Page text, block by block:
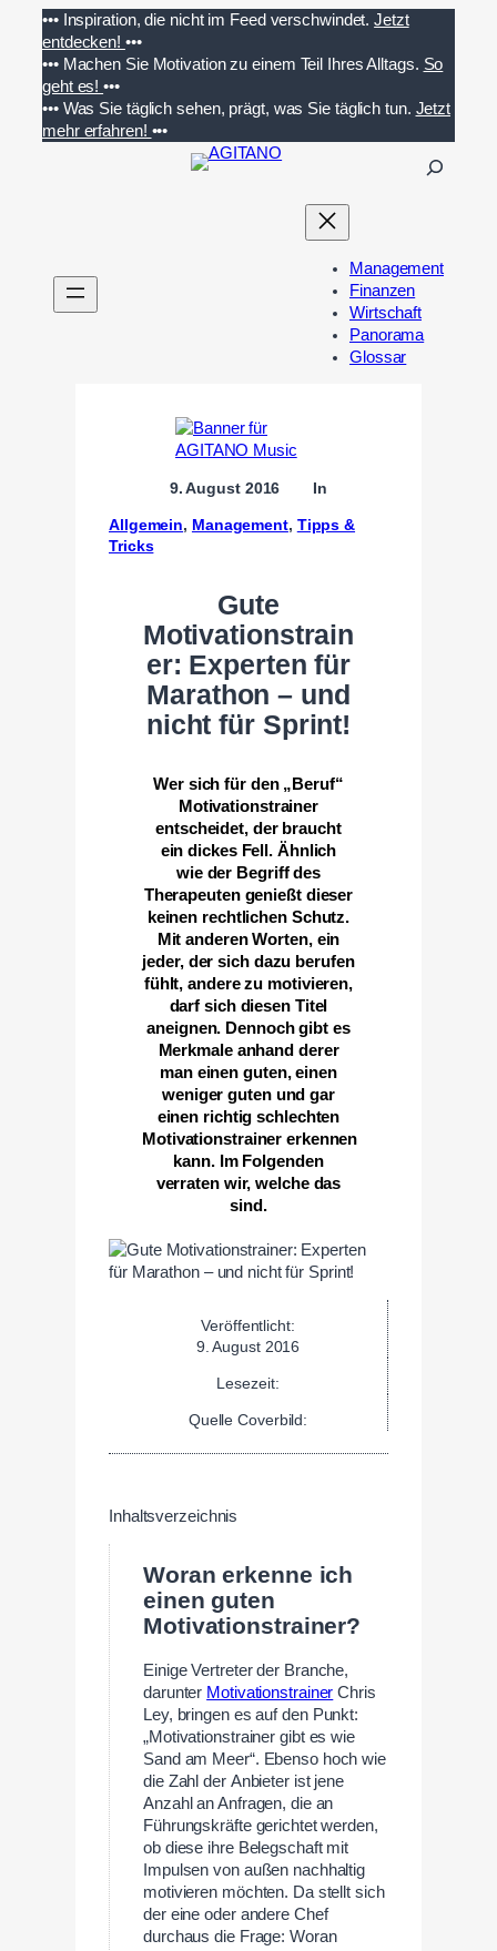
Inhalt
springen
••• Inspiration, die nicht im Feed verschwindet. Jetzt
entdecken! •••
••• Machen Sie Motivation zu einem Teil Ihres Alltags. So
geht es!•••
••• Was Sie täglich sehen, prägt, was Sie täglich tun. Jetzt
mehr erfahren! •••
n
Management
Finanzen
Wirtschaft
Panorama
Glossar
9. August 2016 In
Allgemein, Management, Tipps &
Tricks
Gute
Motivationstrain
er: Experten für
Marathon – und
nicht für Sprint!
Wer sich für den „Beruf“
Motivationstrainer
entscheidet, der braucht
ein dickes Fell. Ähnlich
wie der Begriff des
Therapeuten genießt dieser
keinen rechtlichen Schutz.
Mit anderen Worten, ein
jeder, der sich dazu berufen
fühlt, andere zu motivieren,
darf sich diesen Titel
aneignen. Dennoch gibt es
Merkmale anhand derer
man einen guten, einen
weniger guten und gar
einen richtig schlechten
Motivationstrainer erkennen
kann. Im Folgenden
verraten wir, welche das
sind.
Veröffentlicht:
9. August 2016
Lesezeit:
Quelle Coverbild:
Inhaltsverzeichnis
Woran erkenne ich
einen guten
Motivationstrainer?
Einige Vertreter der Branche,
darunter Motivationstrainer Chris
Ley, bringen es auf den Punkt:
„Motivationstrainer gibt es wie
Sand am Meer“. Ebenso hoch wie
die Zahl der Anbieter ist jene
Anzahl an Anfragen, die an
Führungskräfte gerichtet werden,
ob diese ihre Belegschaft mit
Impulsen von außen nachhaltig
motivieren möchten. Da stellt sich
der eine oder andere Chef
durchaus die Frage: Woran